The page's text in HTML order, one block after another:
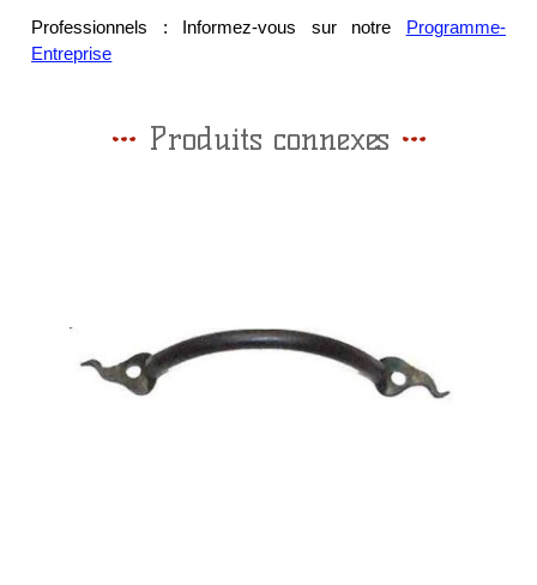
Professionnels : Informez-vous sur notre
Programme-
Entreprise
Produits connexes